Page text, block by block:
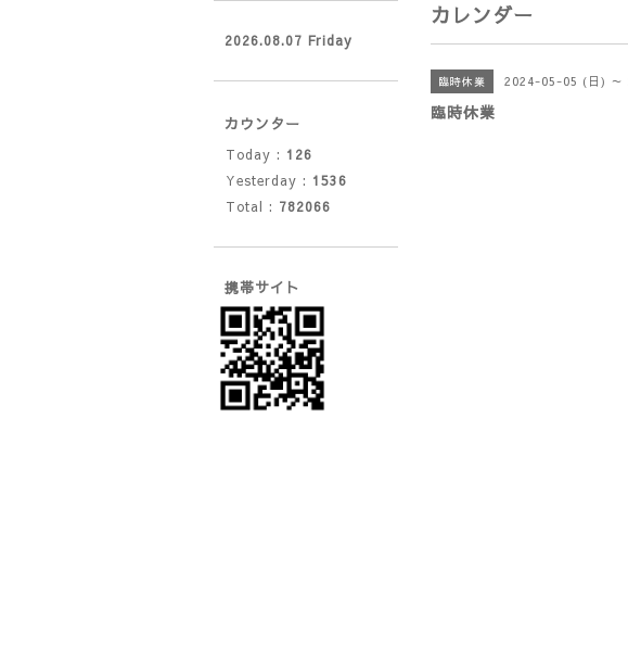
カレンダー
臨時休業 2024-05-05 (日) ～
臨時休業
2026.08.07 Friday
カウンター
Today : 126
Yesterday : 1536
Total : 782066
携帯サイト